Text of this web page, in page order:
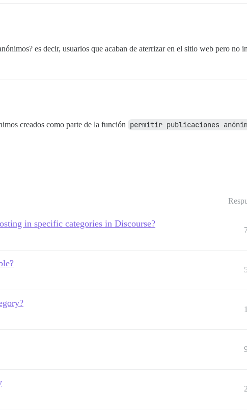
es decir, usuarios que acaban de aterrizar en el sitio web pero no
creados como parte de la función permitir publicaciones
in specific categories in Discourse?
1
2